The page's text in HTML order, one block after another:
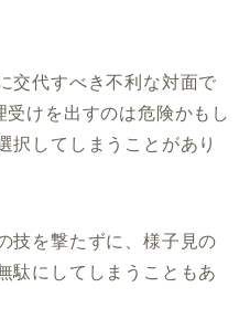
交代すべき不利な対面で
けを出すのは危険かもし
択してしまうことがあり
技を撃たずに、様子見の
駄にしてしまうこともあ